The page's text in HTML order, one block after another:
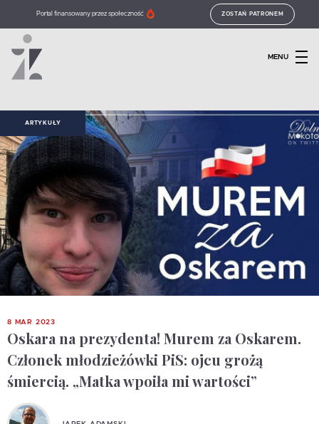
Portal finansowany przez społeczność ZOSTAŃ PATRONEM
MENU
ARTYKUŁY
8 MAR 2023
Oskara na prezydenta! Murem za Oskarem.
Członek młodzieżówki PiS: ojcu grożą
śmiercią. „Matka wpoiła mi wartości”